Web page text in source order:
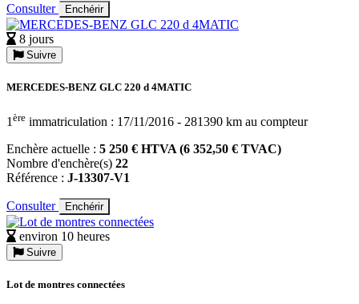
Consulter Enchérir
8 jours
Suivre
MERCEDES-BENZ GLC 220 d 4MATIC
1 ère immatriculation : 17/11/2016 - 281390 km au compteur
Enchère actuelle : 5 250 € HTVA (6 352,50 € TVAC)
Nombre d'enchère(s) 22
Référence : J-13307-V1
Consulter Enchérir
environ 10 heures
Suivre
Lot de montres connectées